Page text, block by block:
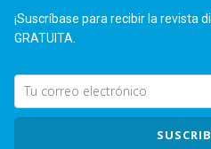
¡Suscríbase para recibir la revista
GRATUITA.